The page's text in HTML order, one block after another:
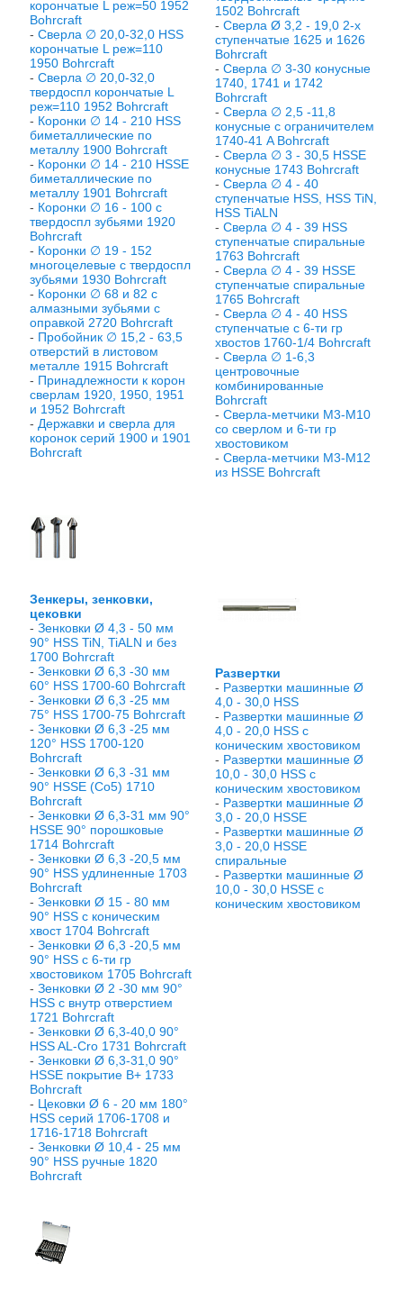
корончатые L реж=50 1952
Bohrcraft
- Сверла ∅ 20,0-32,0 HSS
корончатые L реж=110
1950 Bohrcraft
- Сверла ∅ 20,0-32,0
твердоспл корончатые L
реж=110 1952 Bohrcraft
- Коронки ∅ 14 - 210 HSS
биметаллические по
металлу 1900 Bohrcraft
- Коронки ∅ 14 - 210 HSSE
биметаллические по
металлу 1901 Bohrcraft
- Коронки ∅ 16 - 100 с
твердоспл зубьями 1920
Bohrcraft
- Коронки ∅ 19 - 152
многоцелевые с твердоспл
зубьями 1930 Bohrcraft
- Коронки ∅ 68 и 82 с
алмазными зубьями с
оправкой 2720 Bohrcraft
- Пробойник ∅ 15,2 - 63,5
отверстий в листовом
металле 1915 Bohrcraft
- Принадлежности к корон
сверлам 1920, 1950, 1951
и 1952 Bohrcraft
- Державки и сверла для
коронок серий 1900 и 1901
Bohrcraft
1502 Bohrcraft
- Сверла Ø 3,2 - 19,0 2-х
ступенчатые 1625 и 1626
Bohrcraft
- Сверла ∅ 3-30 конусные
1740, 1741 и 1742
Bohrcraft
- Сверла ∅ 2,5 -11,8
конусные с ограничителем
1740-41 A Bohrcraft
- Сверла ∅ 3 - 30,5 HSSE
конусные 1743 Bohrcraft
- Сверла ∅ 4 - 40
ступенчатые HSS, HSS TiN,
HSS TiALN
- Сверла ∅ 4 - 39 HSS
ступенчатые спиральные
1763 Bohrcraft
- Сверла ∅ 4 - 39 HSSE
ступенчатые спиральные
1765 Bohrcraft
- Сверла ∅ 4 - 40 HSS
ступенчатые с 6-ти гр
хвостов 1760-1/4 Bohrcraft
- Сверла ∅ 1-6,3
центровочные
комбинированные
Bohrcraft
- Сверла-метчики М3-М10
со сверлом и 6-ти гр
хвостовиком
- Сверла-метчики М3-М12
из HSSE Bohrcraft
Зенкеры, зенковки,
цековки
- Зенковки Ø 4,3 - 50 мм
90° HSS TiN, TiALN и без
1700 Bohrcraft
- Зенковки Ø 6,3 -30 мм
60° HSS 1700-60 Bohrcraft
- Зенковки Ø 6,3 -25 мм
75° HSS 1700-75 Bohrcraft
- Зенковки Ø 6,3 -25 мм
120° HSS 1700-120
Bohrcraft
- Зенковки Ø 6,3 -31 мм
90° HSSE (Co5) 1710
Bohrcraft
- Зенковки Ø 6,3-31 мм 90°
HSSE 90° порошковые
1714 Bohrcraft
- Зенковки Ø 6,3 -20,5 мм
90° HSS удлиненные 1703
Bohrcraft
- Зенковки Ø 15 - 80 мм
90° HSS с коническим
хвост 1704 Bohrcraft
- Зенковки Ø 6,3 -20,5 мм
90° HSS с 6-ти гр
хвостовиком 1705 Bohrcraft
- Зенковки Ø 2 -30 мм 90°
HSS с внутр отверстием
1721 Bohrcraft
- Зенковки Ø 6,3-40,0 90°
HSS AL-Cro 1731 Bohrcraft
- Зенковки Ø 6,3-31,0 90°
HSSE покрытие B+ 1733
Bohrcraft
- Цековки Ø 6 - 20 мм 180°
HSS серий 1706-1708 и
1716-1718 Bohrcraft
- Зенковки Ø 10,4 - 25 мм
90° HSS ручные 1820
Bohrcraft
Развертки
- Развертки машинные Ø
4,0 - 30,0 HSS
- Развертки машинные Ø
4,0 - 20,0 HSS с
коническим хвостовиком
- Развертки машинные Ø
10,0 - 30,0 HSS с
коническим хвостовиком
- Развертки машинные Ø
3,0 - 20,0 HSSE
- Развертки машинные Ø
3,0 - 20,0 HSSE
спиральные
- Развертки машинные Ø
10,0 - 30,0 HSSE с
коническим хвостовиком